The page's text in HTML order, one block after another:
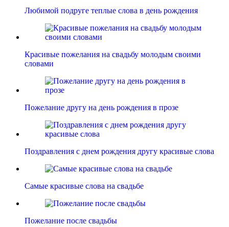
Любимой подруге теплые слова в день рождения
Красивые пожелания на свадьбу молодым своими
словами
Пожелание другу на день рождения в прозе
Поздравления с днем рождения другу красивые слова
Самые красивые слова на свадьбе
Пожелание после свадьбы